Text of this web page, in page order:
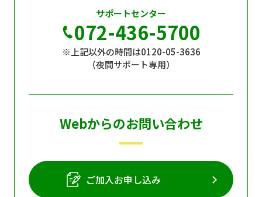
サポートセンター
072-436-5700
※上記以外の時間は0120-05-3636
（夜間サポート専用）
Webからのお問い合わせ
ご加入お申し込み